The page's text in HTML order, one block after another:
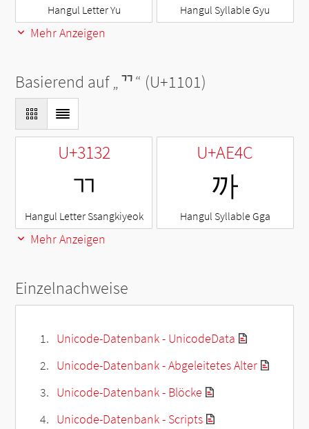
Hangul Letter Yu Hangul Syllable Gyu
Mehr Anzeigen
Basierend auf „ᄁ“ (U+1101)
U+3132
ㄲ
Hangul Letter Ssangkiyeok
U+AE4C
까
Hangul Syllable Gga
Mehr Anzeigen
Einzelnachweise
Unicode-Datenbank - UnicodeData
Unicode-Datenbank - Abgeleitetes Alter
Unicode-Datenbank - Blöcke
Unicode-Datenbank - Scripts